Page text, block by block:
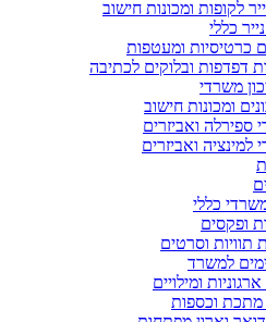
לקופות ומכונות חישוב
כללי
כרטיסיות ומעטפות
דפדפות ובלוקים לכתיבה
משרדי
ומכונות חישוב
ספירלה ואביזרים
למינציה ואביזרים
כללי
ופקסים
תוויות וסרטים
למשרד
ומילויים
מתכת וכספות